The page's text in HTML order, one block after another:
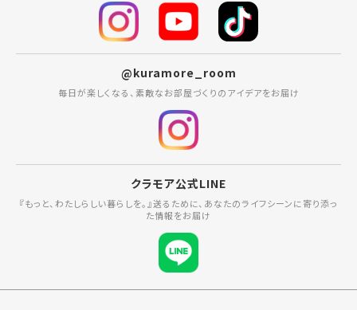
@kuramore_room
毎日が楽しくなる、素敵なお部屋づくりのアイデアをお届け
クラモア公式LINE
『もっと、わたしらしい暮らしを。』送るために、あなたのライフシーンに寄り添っ
た情報をお届け